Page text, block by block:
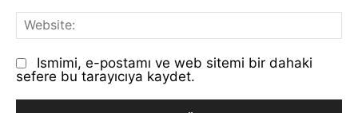
Ismimi, e-postamı ve web sitemi bir dahaki
sefere bu tarayıcıya kaydet.